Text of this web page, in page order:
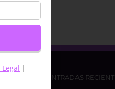
ENTRADAS
|